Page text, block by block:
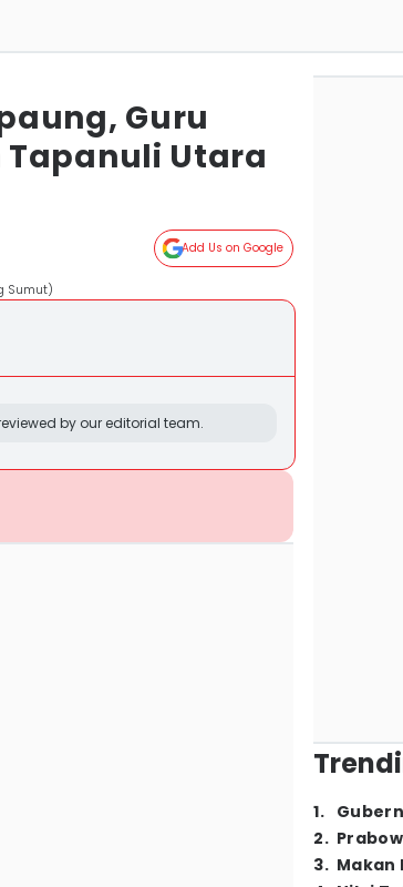
Guru
Utara
Add Us on Google
Sumut)
by our editorial team.
1.
2.
3. Makan